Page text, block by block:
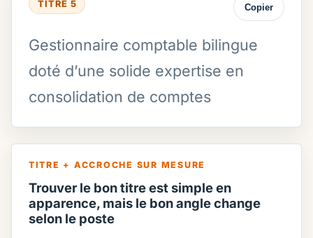
TITRE 5 Copier
Gestionnaire comptable bilingue
doté d’une solide expertise en
consolidation de comptes
TITRE + ACCROCHE SUR MESURE
Trouver le bon titre est simple en
apparence, mais le bon angle change
selon le poste